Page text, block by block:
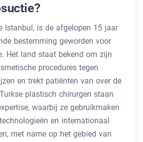
Istanbul, is de afgelopen 15 jaar
bestemming geworden voor
Het land staat bekend om zijn
procedures tegen
en trekt patiënten van over de
plastisch chirurgen staan
waarbij ze gebruikmaken
en internationaal
met name op het gebied van